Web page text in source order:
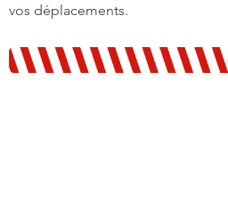
vos déplacements.